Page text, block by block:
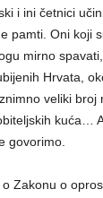
i ini četnici
pamti. Oni koji
mirno
Hrvata,
veliki broj
kuća…
govorimo.
Zakonu o